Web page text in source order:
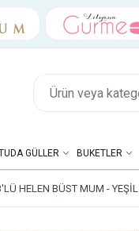
GÜLLER BUKETLER
HELEN BÜST MUM - YEŞIL